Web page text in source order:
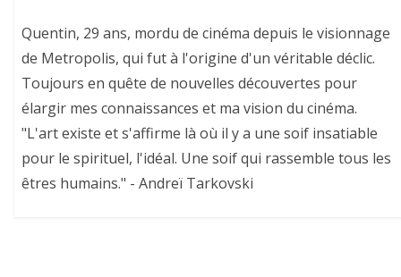
Quentin, 29 ans, mordu de cinéma depuis le visionnage
de Metropolis, qui fut à l'origine d'un véritable déclic.
Toujours en quête de nouvelles découvertes pour
élargir mes connaissances et ma vision du cinéma.
"L'art existe et s'affirme là où il y a une soif insatiable
pour le spirituel, l'idéal. Une soif qui rassemble tous les
êtres humains." - Andreï Tarkovski